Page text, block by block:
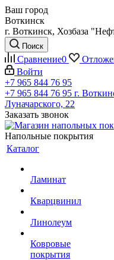
Ваш город
Воткинск
г. Воткинск, Хозбаза
Поиск
Сравнение0
Войти
+7 965 844 76 95
+7 965 844 76 95 г.
Луначарского, 22
Заказать звонок
Напольные покрытия
Каталог
Ламинат
Кварцвинил
Линолеум
Ковровые
покрытия